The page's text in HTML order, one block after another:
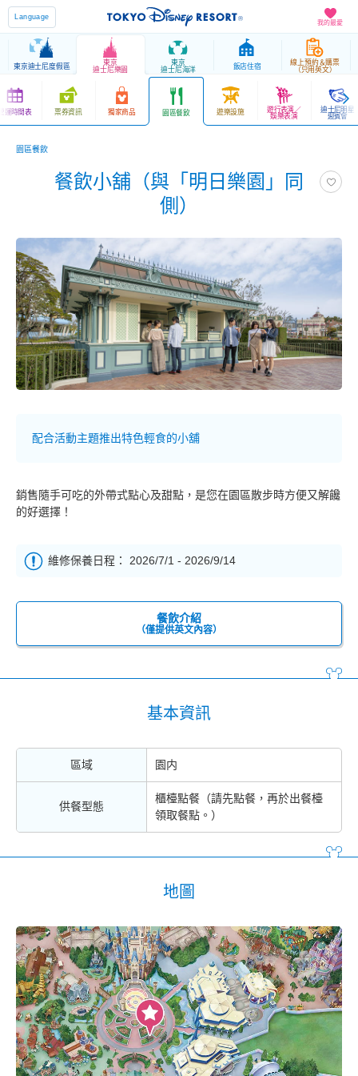
我的最愛
Language
東京迪士尼度假區
東京
迪士尼樂園
東京
迪士尼海洋
飯店住宿
線上預約＆購票
（只用英文）
運時間表 票券資訊 獨家商品 園區餐飲 遊樂設施 遊行表演／
娛樂表演
迪士尼明星
迎賓會
園區餐飲
餐飲小舖（與「明日樂園」同
側）
配合活動主題推出特色輕食的小舖
銷售隨手可吃的外帶式點心及甜點，是您在園區散步時方便又解饞
的好選擇！
維修保養日程： 2026/7/1 - 2026/9/14
餐飲介紹
（僅提供英文內容）
基本資訊
區域 園内
供餐型態
櫃檯點餐（請先點餐，再於出餐檯
領取餐點。）
地圖